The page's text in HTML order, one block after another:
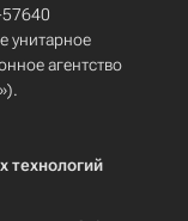
унитарное
агентство
технологий